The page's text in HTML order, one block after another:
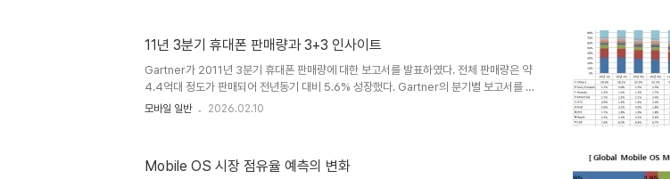
11년 3분기 휴대폰 판매량과 3+3 인사이트
Gartner가 2011년 3분기 휴대폰 판매량에 대한 보고서를 발표하였다. 전체 판매량은 약
4.4억대 정도가 판매되어 전년동기 대비 5.6% 성장했다. Gartner의 분기별 보고서를 분
석해서 제조사별, OS별 시장 점유율을 재구성해보면 아래와 같다. 이번 분기의 내용은 스
을 공유해보고자 한다. 스마트폰의 성장 vs. ZTE의 상승이제는 스마트폰의 성장과 대중화
모바일 일반 2026.02.10
Mobile OS 시장 점유율 예측의 변화